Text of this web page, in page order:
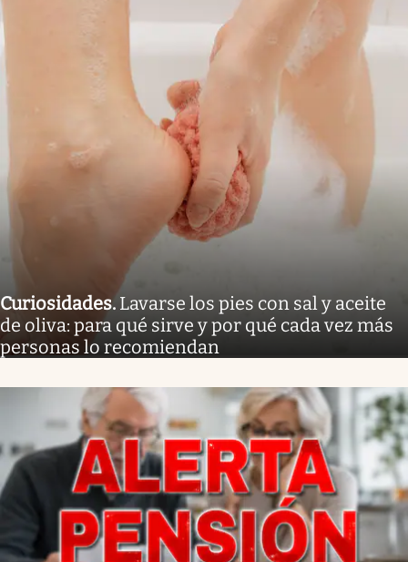
Curiosidades. Lavarse los pies con sal y aceite
de oliva: para qué sirve y por qué cada vez más
personas lo recomiendan